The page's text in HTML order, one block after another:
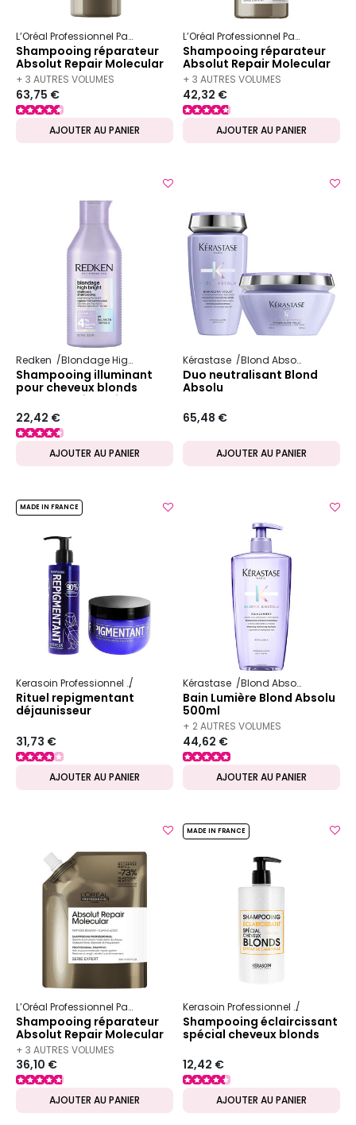
L’Oréal Professionnel Paris Serie Expert Absolut Repair Molecular
Shampooing réparateur
Absolut Repair Molecular
1500ml
+ 3 AUTRES VOLUMES
DISPONIBLES
63,75 €
AJOUTER AU PANIER
L’Oréal Professionnel Paris
Shampooing réparateur
Absolut Repair Molecular
500ml
+ 3 AUTRES VOLUMES
DISPONIBLES
42,32 €
AJOUTER AU PANIER
Redken Blondage High Bright
Shampooing illuminant
pour cheveux blonds
Blondage High Bright
22,42 €
AJOUTER AU PANIER
Kérastase Blond Absolu
Duo neutralisant Blond
Absolu
65,48 €
AJOUTER AU PANIER
MADE IN FRANCE
Kerasoin Professionnel Repigmentant
Rituel repigmentant
déjaunisseur
31,73 €
AJOUTER AU PANIER
Kérastase Blond Absolu
Bain Lumière Blond Absolu
500ml
+ 2 AUTRES VOLUMES
DISPONIBLES
44,62 €
AJOUTER AU PANIER
L’Oréal Professionnel Paris Serie Expert Absolut Repair Molecular
Shampooing réparateur
Absolut Repair Molecular
recharge 500ml
+ 3 AUTRES VOLUMES
DISPONIBLES
36,10 €
AJOUTER AU PANIER
MADE IN FRANCE
Kerasoin Professionnel
Shampooing éclaircissant
spécial cheveux blonds
12,42 €
AJOUTER AU PANIER